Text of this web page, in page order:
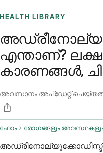
HEALTH LIBRARY
എന്താണ്?
കാരണങ്ങൾ,
അവസാനം അപ്ഡേറ്റ് ചെയ്തത്
ഹോം രോഗങ്ങളും അവസ്ഥകളും